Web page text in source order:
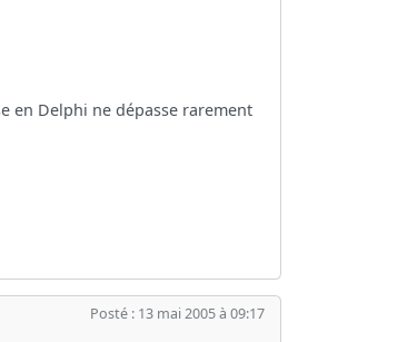
en Delphi ne dépasse rarement
Posté : 13 mai 2005 à 09:17